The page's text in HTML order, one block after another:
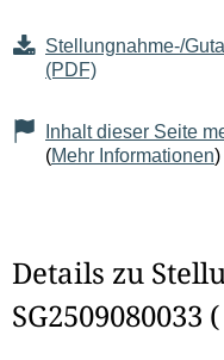
Seiteninhalt
Stellungnahme-/
(PDF)
Inhalt dieser Seite
(Mehr Informationen)
Details zu
SG2509080033 (